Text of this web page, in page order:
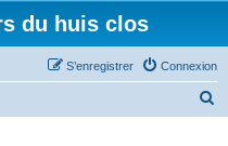
du huis clos
Connexion
S’enregistrer